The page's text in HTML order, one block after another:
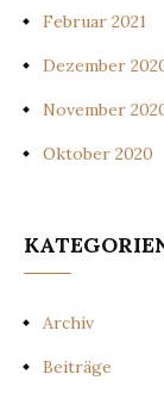
Februar 2021
Dezember
November
Oktober 2020
Archiv
Beiträge